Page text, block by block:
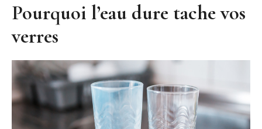
Pourquoi l’eau dure tache vos
verres